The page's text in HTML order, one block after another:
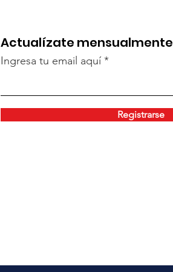
Actualízate mensualmente
Ingresa tu email aquí
Registrarse